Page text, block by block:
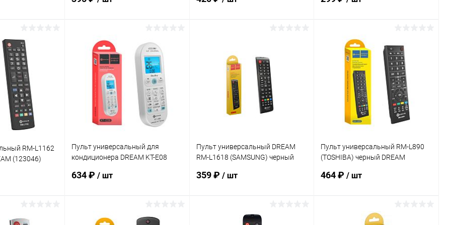
К сравнению
В наличии
В корзину
Купить в 1 клик К сравнению
В избранное В наличии
Купить в 1 клик К сравнению
В избранное В наличии
Купить в 1 клик К сравнению
В избранное В наличии
RM-L1162
(123046)
Пульт универсальный для
кондиционера DREAM KT-E08
634 ₽ / шт
В корзину
Пульт универсальный DREAM
RM-L1618 (SAMSUNG) черный
359 ₽ / шт
В корзину
Пульт универсальный RM-L890
(TOSHIBA) черный DREAM
464 ₽/ шт
В корзину